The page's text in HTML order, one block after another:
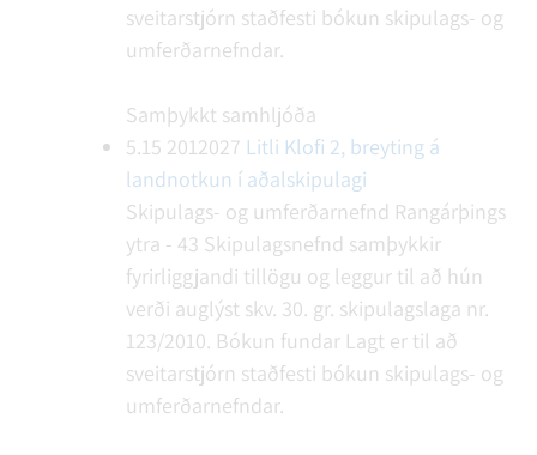
sveitarstjórn staðfesti bókun skipulags- og
umferðarnefndar.
Samþykkt samhljóða
5.15 2012027 Litli Klofi 2, breyting á
landnotkun í aðalskipulagi
Skipulags- og umferðarnefnd Rangárþings
ytra - 43 Skipulagsnefnd samþykkir
fyrirliggjandi tillögu og leggur til að hún
verði auglýst skv. 30. gr. skipulagslaga nr.
123/2010. Bókun fundar Lagt er til að
sveitarstjórn staðfesti bókun skipulags- og
umferðarnefndar.